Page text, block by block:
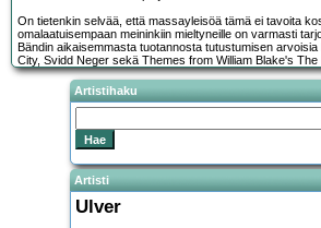
On tietenkin selvää, että massayleisöä tämä ei tavoita
omalaatuisempaan meininkiin mieltyneille on varmasti
Bändin aikaisemmasta tuotannosta tutustumisen
City, Svidd Neger sekä Themes from William Blake's The
Artistihaku
Artisti
Ulver